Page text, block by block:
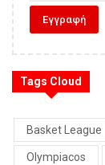
Tags Cloud
Basket League
Olympiacos